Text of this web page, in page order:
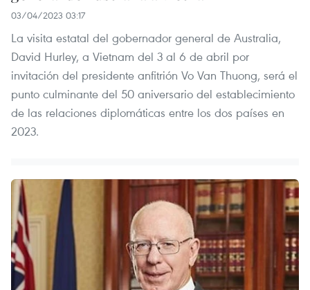
03/04/2023 03:17
La visita estatal del gobernador general de Australia,
David Hurley, a Vietnam del 3 al 6 de abril por
invitación del presidente anfitrión Vo Van Thuong, será el
punto culminante del 50 aniversario del establecimiento
de las relaciones diplomáticas entre los dos países en
2023.